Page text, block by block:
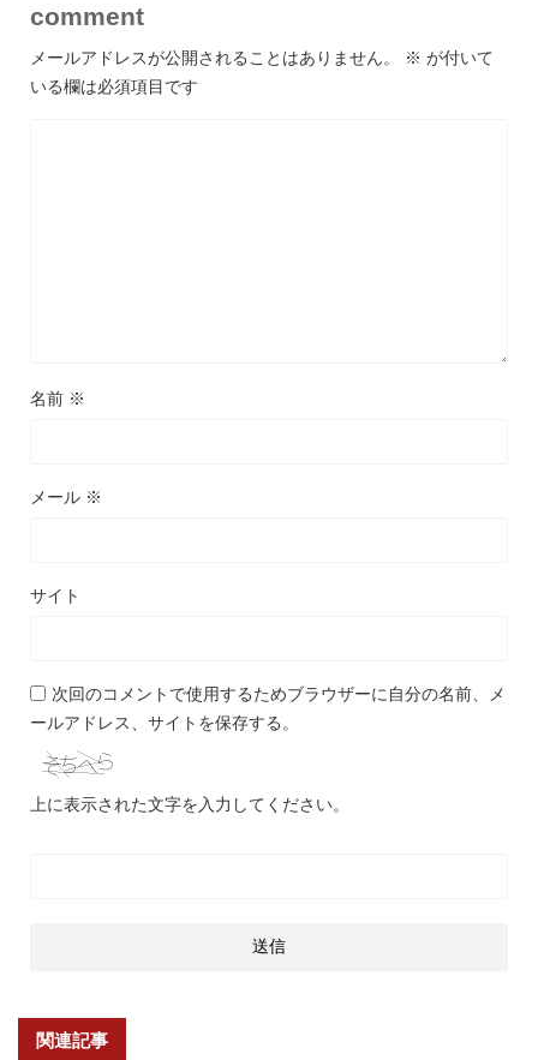
comment
メールアドレスが公開されることはありません。 ※ が付いて
いる欄は必須項目です
名前 ※
メール ※
サイト
次回のコメントで使用するためブラウザーに自分の名前、メ
ールアドレス、サイトを保存する。
上に表示された文字を入力してください。
関連記事